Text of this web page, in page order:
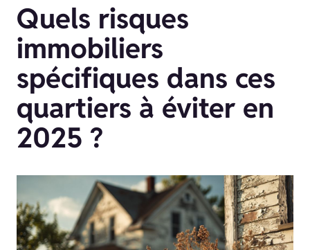
Quels risques
immobiliers
spécifiques dans ces
quartiers à éviter en
2025 ?